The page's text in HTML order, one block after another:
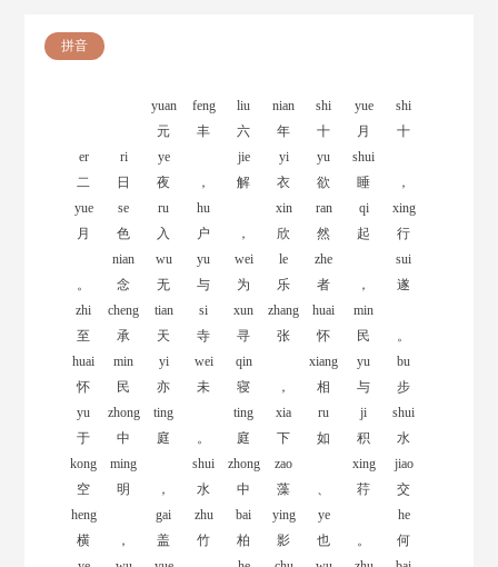
拼音
yuan
元
feng
丰
liu
六
nian
年
shi
十
yue
月
shi
十
er
二
ri
日
ye
夜
，
jie
解
yi
衣
yu
欲
shui
睡
，
yue
月
se
色
ru
入
hu
户
，
xin
欣
ran
然
qi
起
xing
行
。
nian
念
wu
无
yu
与
wei
为
le
乐
zhe
者
，
sui
遂
zhi
至
cheng
承
tian
天
si
寺
xun
寻
zhang
张
huai
怀
min
民
。
huai
怀
min
民
yi
亦
wei
未
qin
寝
，
xiang
相
yu
与
bu
步
yu
于
zhong
中
ting
庭
。
ting
庭
xia
下
ru
如
ji
积
shui
水
kong
空
ming
明
，
shui
水
zhong
中
zao
藻
、
xing
荇
jiao
交
heng
横
，
gai
盖
zhu
竹
bai
柏
ying
影
ye
也
。
he
何